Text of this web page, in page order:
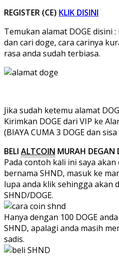
REGISTER (CE) KLIK DISINI
Temukan alamat DOGE disini :
dan cari doge, cara carinya
rasa anda sudah terbiasa.
Jika sudah ketemu alamat
Kirimkan DOGE dari VIP ke
(BIAYA CUMA 3 DOGE dan sisa
BELI ALTCOIN MURAH DEGAN
Pada contoh kali ini saya akan
bernama SHND, masuk ke
lupa anda klik sehingga akan
SHND/DOGE.
Hanya dengan 100 DOGE
SHND, apalagi anda masih
sadis.